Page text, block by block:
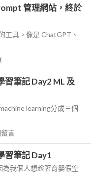
管理網站，終於
工具。像是 ChatGPT、
筆記 Day2 ML 及
learning分成三個
言
習筆記 Day1
我個人想趁著育嬰假空